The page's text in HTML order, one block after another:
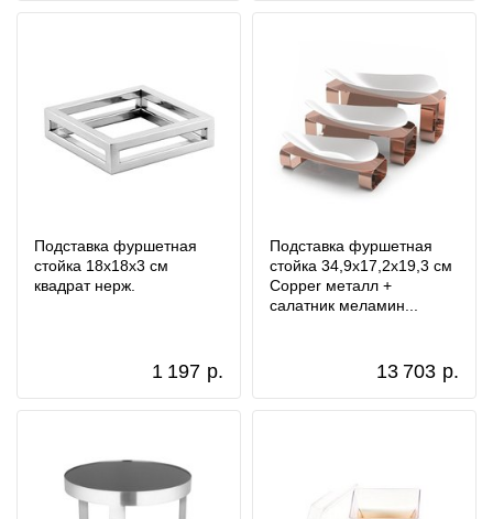
Подставка фуршетная
стойка 18x18x3 см
квадрат нерж.
1 197 р.
Подставка фуршетная
стойка 34,9x17,2x19,3 см
Copper металл +
салатник меламин...
13 703 р.